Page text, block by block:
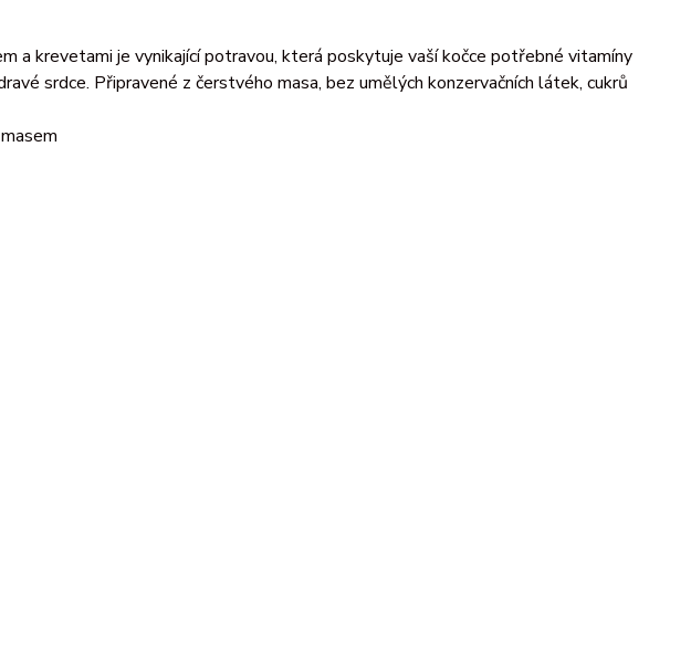
a krevetami je vynikající potravou, která poskytuje vaší kočce potřebné vitamíny
srdce. Připravené z čerstvého masa, bez umělých konzervačních látek, cukrů